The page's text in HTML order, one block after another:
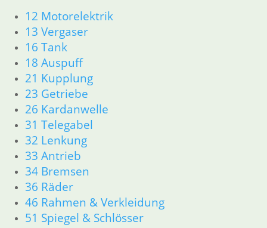
12 Motorelektrik
13 Vergaser
16 Tank
18 Auspuff
21 Kupplung
23 Getriebe
26 Kardanwelle
31 Telegabel
32 Lenkung
33 Antrieb
34 Bremsen
36 Räder
46 Rahmen & Verkleidung
51 Spiegel & Schlösser
62 Instrumente
63 Scheinwerfer
R50/5 – R75/5
11 Motor
Dichtungen
Kolben/Kolbenringe
Zylinderkopf
12 Motorelektrik
13 Vergaser
16 Tank
18 Auspuff
21 Kupplung
23 Getriebe
26 Kardanwelle
31 Telegabel
32 Lenkung